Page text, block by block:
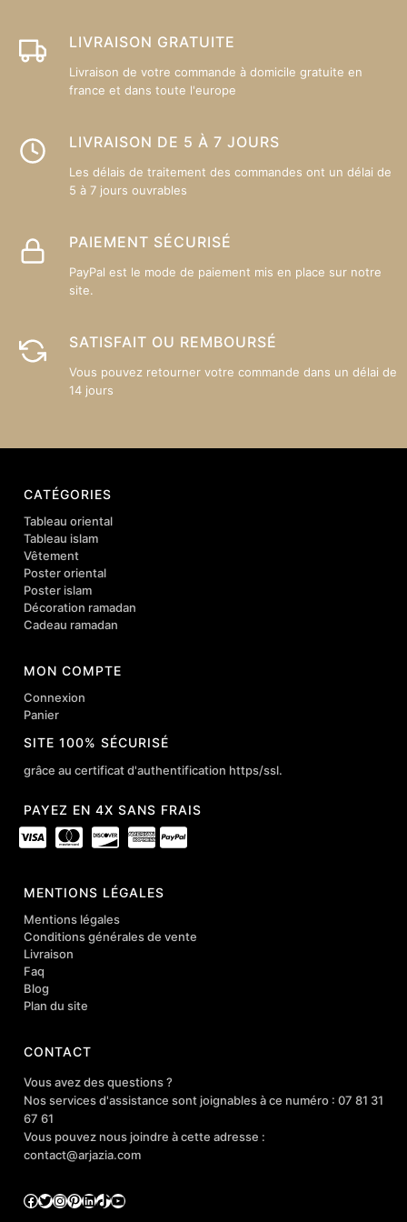
LIVRAISON GRATUITE
Livraison de votre commande à domicile gratuite en
france et dans toute l'europe
LIVRAISON DE 5 À 7 JOURS
Les délais de traitement des commandes ont un délai de
5 à 7 jours ouvrables
PAIEMENT SÉCURISÉ
PayPal est le mode de paiement mis en place sur notre
site.
SATISFAIT OU REMBOURSÉ
Vous pouvez retourner votre commande dans un délai de
14 jours
CATÉGORIES
Tableau oriental
Tableau islam
Vêtement
Poster oriental
Poster islam
Décoration ramadan
Cadeau ramadan
MON COMPTE
Connexion
Panier
SITE 100% SÉCURISÉ
grâce au certificat d'authentification https/ssl.
PAYEZ EN 4X SANS FRAIS
MENTIONS LÉGALES
Mentions légales
Conditions générales de vente
Livraison
Faq
Blog
Plan du site
CONTACT
Vous avez des questions ?
Nos services d'assistance sont joignables à ce numéro : 07 81 31
67 61
Vous pouvez nous joindre à cette adresse :
contact@arjazia.com
Facebook
Twitter
Instagram
Pinterest
LinkedIn
TikTok
YouTube